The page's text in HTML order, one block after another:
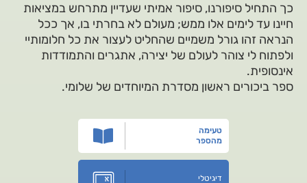
כך התחיל סיפורנו, סיפור אמיתי שעדיין מתרחש במציאות
חיינו עד לימים אלו ממש; מעולם לא בחרתי בו, אך ככל
הנראה זהו גורל משמיים שהחליט לעצור את כל חלומותיי
ולפתוח לי צוהר לעולם של יצירה, אתגרים והתמודדות
אינסופית.
ספר ביכורים ראשון מסדרת המיוחדים של שלומי.
טעימה
מהספר
דיגיטלי